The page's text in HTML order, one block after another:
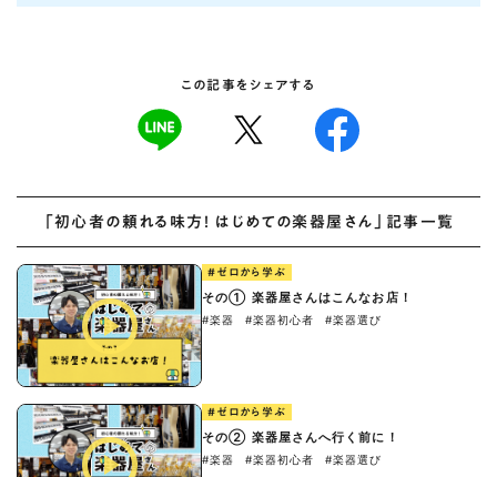
この記事をシェアする
「初心者の頼れる味方！ はじめての楽器屋さん」記事一覧
#ゼロから学ぶ
その① 楽器屋さんはこんなお店！
#楽器 #楽器初心者 #楽器選び
#ゼロから学ぶ
その② 楽器屋さんへ行く前に！
#楽器 #楽器初心者 #楽器選び